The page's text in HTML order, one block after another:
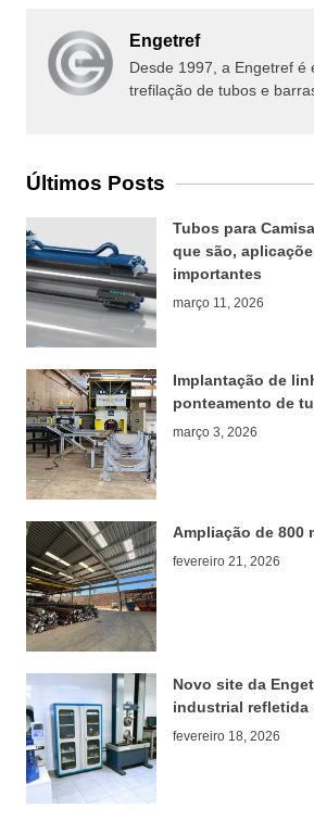
Engetref
Desde 1997, a Engetref é
trefilação de tubos e
Últimos Posts
Tubos para
que são,
importantes
março 11, 2026
Implantação de
ponteamento de
março 3, 2026
Ampliação de 800
fevereiro 21, 2026
Novo site da
industrial refletida
fevereiro 18, 2026